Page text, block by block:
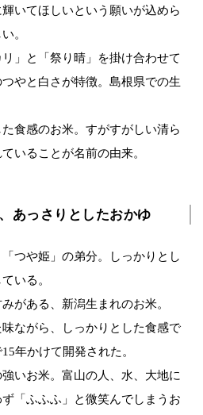
いてほしいという願いが込めら
。
」と「祭り晴」を掛け合わせて
やと白さが特徴。島根県での生
食感のお米。すがすがしい清ら
いることが名前の由来。
あっさりとしたおかゆ
つや姫」の弟分。しっかりとし
いる。
がある、新潟生まれのお米。
ながら、しっかりとした食感で
年かけて開発された。
いお米。富山の人、水、大地に
「ふふふ」と微笑んでしまうお